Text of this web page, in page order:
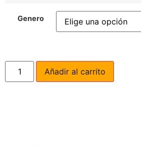
Genero
Añadir al carrito